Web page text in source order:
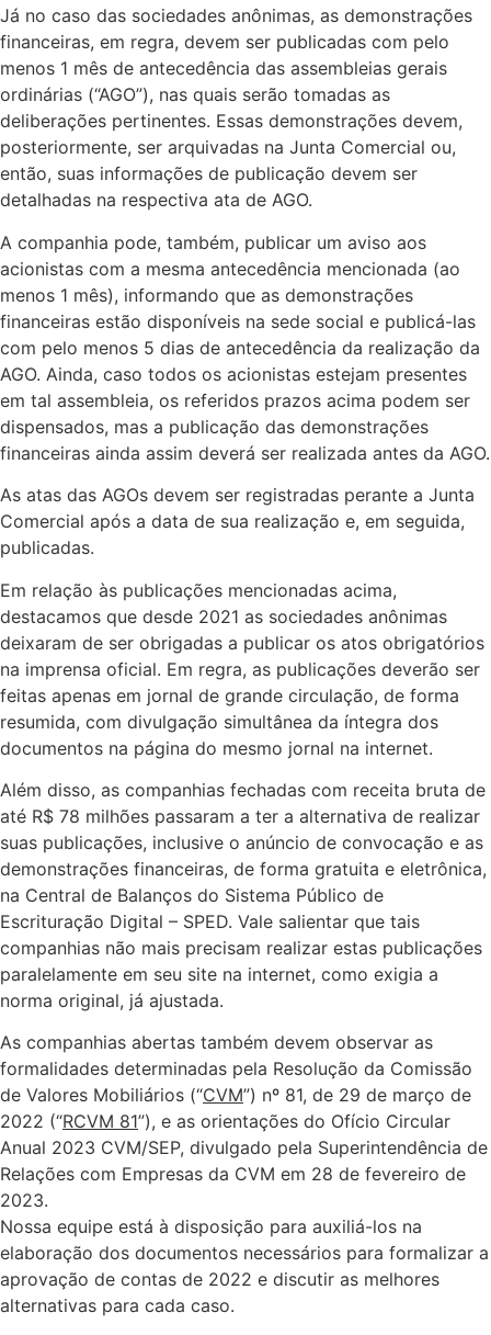
Já no caso das sociedades anônimas, as demonstrações
financeiras, em regra, devem ser publicadas com pelo
menos 1 mês de antecedência das assembleias gerais
ordinárias (“AGO”), nas quais serão tomadas as
deliberações pertinentes. Essas demonstrações devem,
posteriormente, ser arquivadas na Junta Comercial ou,
então, suas informações de publicação devem ser
detalhadas na respectiva ata de AGO.
A companhia pode, também, publicar um aviso aos
acionistas com a mesma antecedência mencionada (ao
menos 1 mês), informando que as demonstrações
financeiras estão disponíveis na sede social e publicá-las
com pelo menos 5 dias de antecedência da realização da
AGO. Ainda, caso todos os acionistas estejam presentes
em tal assembleia, os referidos prazos acima podem ser
dispensados, mas a publicação das demonstrações
financeiras ainda assim deverá ser realizada antes da AGO.
As atas das AGOs devem ser registradas perante a Junta
Comercial após a data de sua realização e, em seguida,
publicadas.
Em relação às publicações mencionadas acima,
destacamos que desde 2021 as sociedades anônimas
deixaram de ser obrigadas a publicar os atos obrigatórios
na imprensa oficial. Em regra, as publicações deverão ser
feitas apenas em jornal de grande circulação, de forma
resumida, com divulgação simultânea da íntegra dos
documentos na página do mesmo jornal na internet.
Além disso, as companhias fechadas com receita bruta de
até R$ 78 milhões passaram a ter a alternativa de realizar
suas publicações, inclusive o anúncio de convocação e as
demonstrações financeiras, de forma gratuita e eletrônica,
na Central de Balanços do Sistema Público de
Escrituração Digital – SPED. Vale salientar que tais
companhias não mais precisam realizar estas publicações
paralelamente em seu site na internet, como exigia a
norma original, já ajustada.
As companhias abertas também devem observar as
formalidades determinadas pela Resolução da Comissão
de Valores Mobiliários (“CVM”) nº 81, de 29 de março de
2022 (“RCVM 81”), e as orientações do Ofício Circular
Anual 2023 CVM/SEP, divulgado pela Superintendência de
Relações com Empresas da CVM em 28 de fevereiro de
2023.
Nossa equipe está à disposição para auxiliá-los na
elaboração dos documentos necessários para formalizar a
aprovação de contas de 2022 e discutir as melhores
alternativas para cada caso.